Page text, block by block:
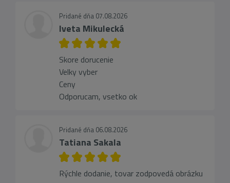
Pridané dňa 07.08.2026
Iveta Mikulecká
Skore dorucenie
Velky vyber
Ceny
Odporucam, vsetko ok
Pridané dňa 06.08.2026
Tatiana Sakala
Rýchle dodanie, tovar zodpovedá obrázku